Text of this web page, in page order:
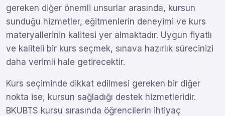
gereken diğer önemli unsurlar arasında, kursun
sunduğu hizmetler, eğitmenlerin deneyimi ve kurs
materyallerinin kalitesi yer almaktadır. Uygun fiyatlı
ve kaliteli bir kurs seçmek, sınava hazırlık sürecinizi
daha verimli hale getirecektir.
Kurs seçiminde dikkat edilmesi gereken bir diğer
nokta ise, kursun sağladığı destek hizmetleridir.
BKUBTS kursu sırasında öğrencilerin ihtiyaç